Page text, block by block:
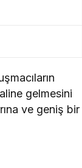
gelmesini
ve geniş bir